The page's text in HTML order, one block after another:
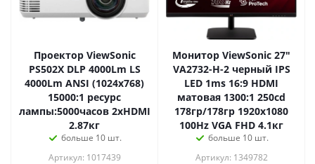
Проектор ViewSonic
PS502X DLP 4000Lm LS
4000Lm ANSI (1024x768)
15000:1 ресурс
лампы:5000часов 2xHDMI
2.87кг
больше 10 шт.
Артикул: 1017439
Монитор ViewSonic 27"
VA2732-H-2 черный IPS
LED 1ms 16:9 HDMI
матовая 1300:1 250cd
178гр/178гр 1920x1080
100Hz VGA FHD 4.1кг
больше 10 шт.
Артикул: 1349782